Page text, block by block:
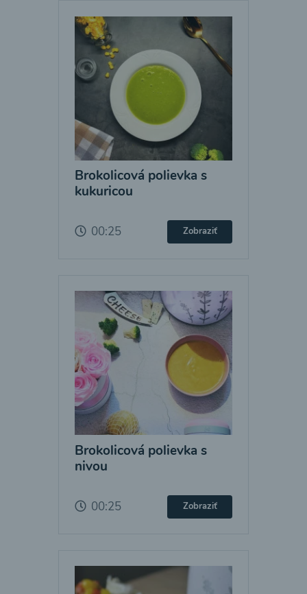
Brokolicová polievka s
kukuricou
00:25 Zobraziť
Brokolicová polievka s
nivou
00:25 Zobraziť